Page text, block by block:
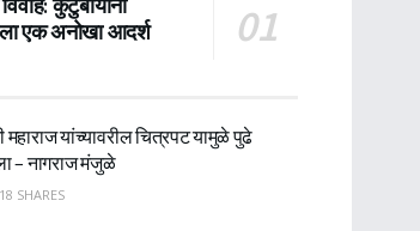
एक अनोखा आदर्श
महाराज यांच्यावरील चित्रपट यामुळे पुढे
– नागराज मंजुळे
SHARES